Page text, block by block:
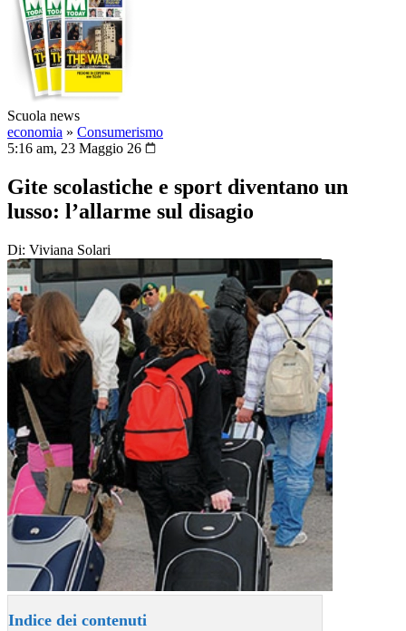
Scuola news
economia » Consumerismo
5:16 am, 23 Maggio 26
Gite scolastiche e sport diventano un
lusso: l’allarme sul disagio
Di: Viviana Solari
Indice dei contenuti